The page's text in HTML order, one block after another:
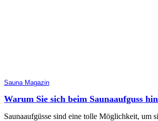
Sauna Magazin
Warum Sie sich beim Saunaaufguss
Saunaaufgüsse sind eine tolle Möglichkeit, um